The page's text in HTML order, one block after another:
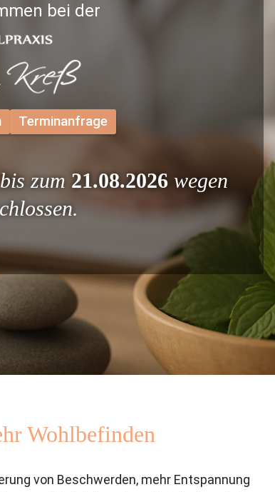
bei der
Terminanfrage
bis zum 21.08.2026 wegen
Wohlbefinden
von Beschwerden, mehr Entspannung